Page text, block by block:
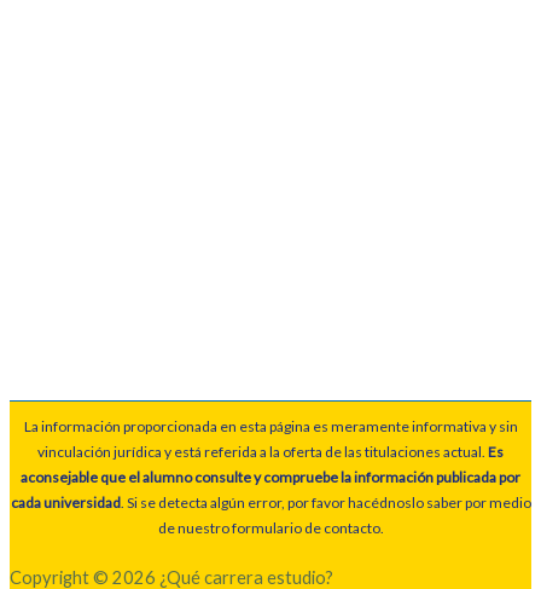
La información proporcionada en esta página es meramente informativa y sin
vinculación jurídica y está referida a la oferta de las titulaciones actual. Es
aconsejable que el alumno consulte y compruebe la información publicada por
cada universidad. Si se detecta algún error, por favor hacédnoslo saber por medio
de nuestro formulario de contacto.
Copyright © 2026 ¿Qué carrera estudio?